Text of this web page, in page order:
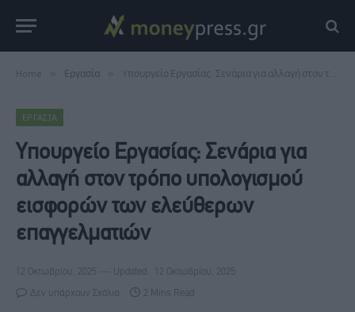
Home Εργασία Yπουργείο Εργασίας: Σενάρια για αλλαγή στον τρόπο υπολογισμού εισφορών των ελεύθερων επαγγελματιών
ΕΡΓΑΣΊΑ
Yπουργείο Εργασίας: Σενάρια για
αλλαγή στον τρόπο υπολογισμού
εισφορών των ελεύθερων
επαγγελματιών
12 Οκτωβρίου, 2025 Updated: 12 Οκτωβρίου, 2025
Δεν υπάρχουν Σχόλια 2 Mins Read